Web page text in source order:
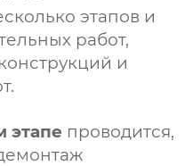
этапов и
работ,
и
этапе проводится,